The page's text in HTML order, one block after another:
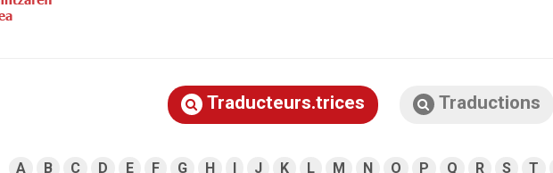
Traducteurs.trices Traductions
A B C D E F G H I J K L M N O P Q R S T